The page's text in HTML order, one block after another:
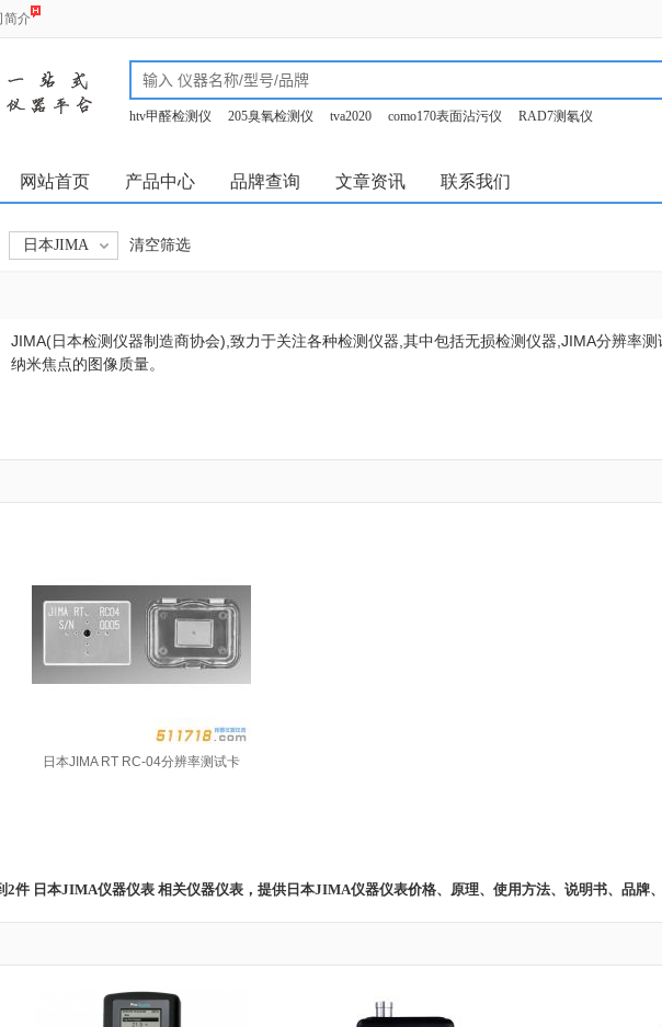
简介
htv甲醛检测仪 205臭氧检测仪 tva2020 como170表面沾污仪
RAD7测氡仪
网站首页 产品中心 品牌查询 文章资讯 联系我们
日本JIMA 清空筛选
JIMA(日本检测仪器制造商协会),致力于关注各种检测仪器,其中包括无损检测仪器,JIMA分辨率
纳米焦点的图像质量。
日本JIMA RT RC-04分辨率测试卡
2件 日本JIMA仪器仪表 相关仪器仪表，提供日本JIMA仪器仪表价格、原理、使用方法、说明书、品牌